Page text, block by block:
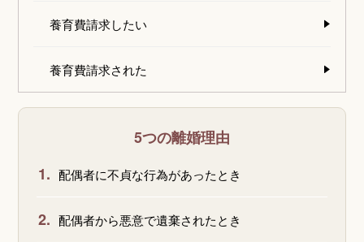
養育費請求したい
養育費請求された
5つの離婚理由
1. 配偶者に不貞な行為があったとき
2. 配偶者から悪意で遺棄されたとき